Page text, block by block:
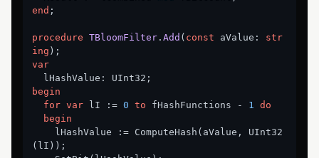
end ;
procedure TBloomFilter. Add ( const aValue: str
ing ) ;
var
begin
for var lI := 0 to fHashFunctions - 1 do
begin
(lI));